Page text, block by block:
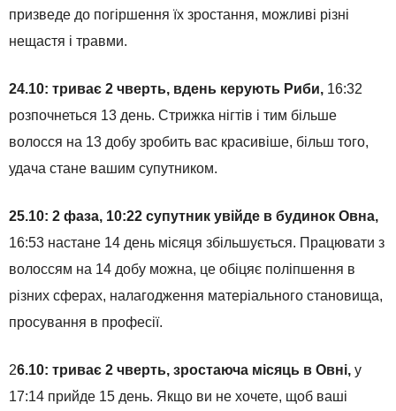
призведе до погіршення їх зростання, можливі різні
нещастя і травми.
24.10: триває 2 чверть, вдень керують Риби, 16:32
розпочнеться 13 день. Стрижка нігтів і тим більше
волосся на 13 добу зробить вас красивіше, більш того,
удача стане вашим супутником.
25.10: 2 фаза, 10:22 супутник увійде в будинок Овна,
16:53 настане 14 день місяця збільшується. Працювати з
волоссям на 14 добу можна, це обіцяє поліпшення в
різних сферах, налагодження матеріального становища,
просування в професії.
26.10: триває 2 чверть, зростаюча місяць в Овні, у
17:14 прийде 15 день. Якщо ви не хочете, щоб ваші